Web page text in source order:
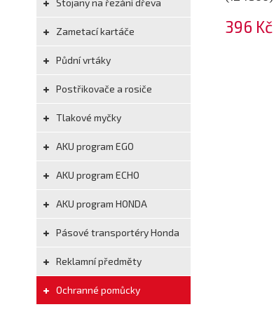
Stojany na řezání dřeva
Zametací kartáče
Půdní vrtáky
Postřikovače a rosiče
Tlakové myčky
AKU program EGO
AKU program ECHO
AKU program HONDA
Pásové transportéry Honda
Reklamní předměty
Ochranné pomůcky
396 Kč